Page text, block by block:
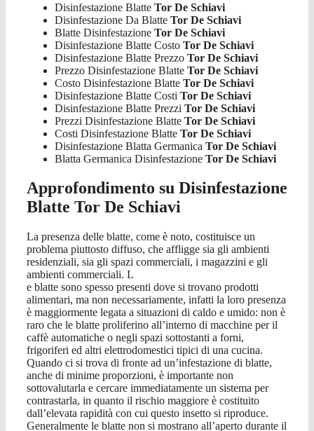
Disinfestazione Blatte Tor De Schiavi
Disinfestazione Da Blatte Tor De Schiavi
Blatte Disinfestazione Tor De Schiavi
Disinfestazione Blatte Costo Tor De Schiavi
Disinfestazione Blatte Prezzo Tor De Schiavi
Prezzo Disinfestazione Blatte Tor De Schiavi
Costo Disinfestazione Blatte Tor De Schiavi
Disinfestazione Blatte Costi Tor De Schiavi
Disinfestazione Blatte Prezzi Tor De Schiavi
Prezzi Disinfestazione Blatte Tor De Schiavi
Costi Disinfestazione Blatte Tor De Schiavi
Disinfestazione Blatta Germanica Tor De Schiavi
Blatta Germanica Disinfestazione Tor De Schiavi
Approfondimento su Disinfestazione
Blatte Tor De Schiavi
La presenza delle blatte, come è noto, costituisce un
problema piuttosto diffuso, che affligge sia gli ambienti
residenziali, sia gli spazi commerciali, i magazzini e gli
ambienti commerciali. L
e blatte sono spesso presenti dove si trovano prodotti
alimentari, ma non necessariamente, infatti la loro presenza
è maggiormente legata a situazioni di caldo e umido: non è
raro che le blatte proliferino all’interno di macchine per il
caffè automatiche o negli spazi sottostanti a forni,
frigoriferi ed altri elettrodomestici tipici di una cucina.
Quando ci si trova di fronte ad un’infestazione di blatte,
anche di minime proporzioni, è importante non
sottovalutarla e cercare immediatamente un sistema per
contrastarla, in quanto il rischio maggiore è costituito
dall’elevata rapidità con cui questo insetto si riproduce.
Generalmente le blatte non si mostrano all’aperto durante il